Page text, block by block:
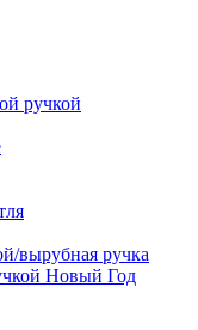
ручкой
вырубная ручка
Новый Год